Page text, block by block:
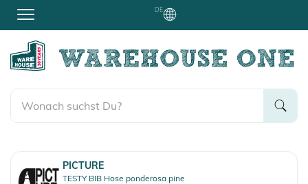
DE
PICTURE
TESTY BIB Hose ponderosa pine